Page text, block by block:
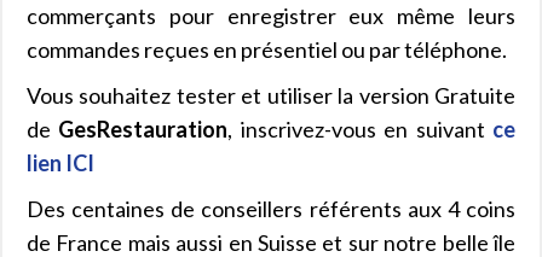
commerçants pour enregistrer eux même leurs
commandes reçues en présentiel ou par téléphone.
Vous souhaitez tester et utiliser la version Gratuite
de GesRestauration, inscrivez-vous en suivant ce
lien ICI
Des centaines de conseillers référents aux 4 coins
de France mais aussi en Suisse et sur notre belle île